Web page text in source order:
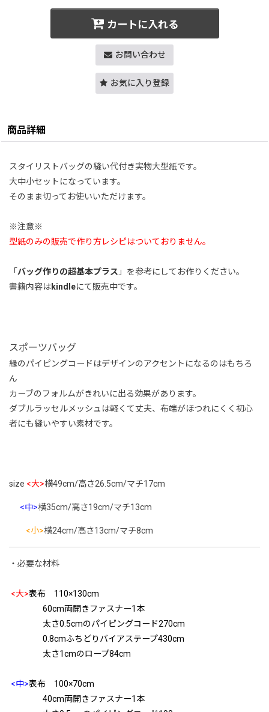
カートに入れる
お問い合わせ
お気に入り登録
商品詳細
スタイリストバッグの縫い代付き実物大型紙です。
大中小セットになっています。
そのまま切ってお使いいただけます。
※注意※
型紙のみの販売で作り方レシピはついておりません。
「 バッグ作りの超基本プラス 」を参考にしてお作りください。
書籍内容はkindleにて販売中です。
スポーツバッグ
縁のパイピングコードはデザインのアクセントになるのはもちろ
ん
カーブのフォルムがきれいに出る効果があります。
ダブルラッセルメッシュは軽くて丈夫、布端がほつれにくく初心
者にも縫いやすい素材です。
size <大>横49cm/高さ26.5cm/マチ17cm
<中>横35cm/高さ19cm/マチ13cm
<小>横24cm/高さ13cm/マチ8cm
・必要な材料
<大>表布 110×130cm
60cm両開きファスナー1本
太さ0.5cmのパイピングコード270cm
0.8cmふちどりバイアステープ430cm
太さ1cmのロープ84cm
<中>表布 100×70cm
40cm両開きファスナー1本